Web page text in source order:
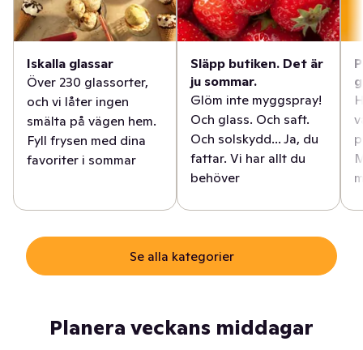
Iskalla glassar
Över 230 glassorter,
och vi låter ingen
smälta på vägen hem.
Fyll frysen med dina
favoriter i sommar
Släpp butiken. Det är
ju sommar.
Glöm inte myggspray!
Och glass. Och saft.
Och solskydd... Ja, du
fattar. Vi har allt du
behöver
Se alla kategorier
Planera veckans middagar